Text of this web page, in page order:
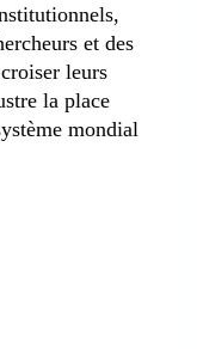
et des
leurs
la place
mondial